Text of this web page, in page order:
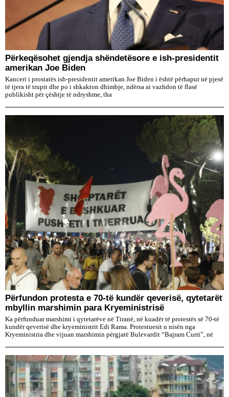
Përkeqësohet gjendja shëndetësore e ish-presidentit
amerikan Joe Biden
Kanceri i prostatës ish-presidentit amerikan Joe Biden i është përhapur në pjesë
të tjera të trupit dhe po i shkakton dhimbje, ndërsa ai vazhdon të flasë
publikisht për çështje të ndryshme, tha
Përfundon protesta e 70-të kundër qeverisë, qytetarët
mbyllin marshimin para Kryeministrisë
Ka përfunduar marshimi i qytetarëve në Tiranë, në kuadër të protestës së 70-të
kundër qeverisë dhe kryeministrit Edi Rama. Protestuesit u nisën nga
Kryeministria dhe vijuan marshimin përgjatë Bulevardit “Bajram Curri”, në